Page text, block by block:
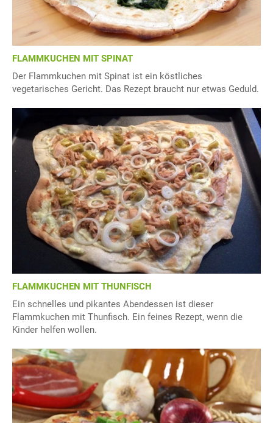
FLAMMKUCHEN MIT SPINAT
Der Flammkuchen mit Spinat ist ein köstliches
vegetarisches Gericht. Das Rezept braucht nur etwas Geduld.
FLAMMKUCHEN MIT THUNFISCH
Ein schnelles und pikantes Abendessen ist dieser
Flammkuchen mit Thunfisch. Ein feines Rezept, wenn die
Kinder helfen wollen.